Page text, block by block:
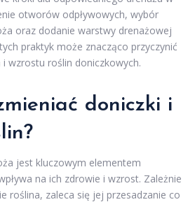
otworów odpływowych, wybór
oraz dodanie warstwy drenażowej
praktyk może znacząco przyczynić
wzrostu roślin doniczkowych.
doniczki i
jest kluczowym elementem
na ich zdrowie i wzrost. Zależnie
roślina, zaleca się jej przesadzanie co